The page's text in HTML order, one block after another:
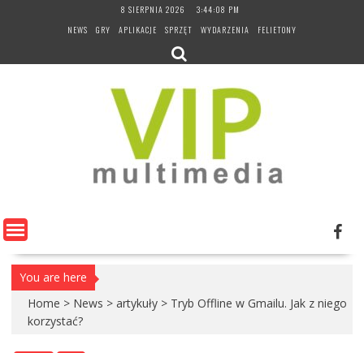
8 SIERPNIA 2026
3:44:08 PM
NEWS
GRY APLIKACJE SPRZĘT WYDARZENIA FELIETONY
You are here
Home > News > artykuły > Tryb Offline w Gmailu. Jak z niego
korzystać?